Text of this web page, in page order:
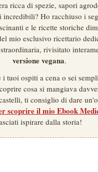
ricca di spezie, sapori
incredibili? Ho racchiuso i
e le ricette storiche
mio esclusivo ricettario
rivisitato
versione vegana.
i tuoi ospiti a cena o sei
cosa si mangiava
ti consiglio di dare
scoprire il mio Ebook
ispirare dalla storia!